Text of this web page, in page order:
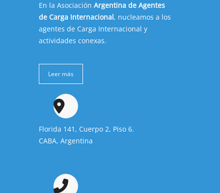
En la Asociación Argentina de Agentes
de Carga Internacional, nucleamos a los
agentes de Carga Internacional y
actividades conexas.
Leer más
Florida 141, Cuerpo 2, Piso 6.
CABA, Argentina